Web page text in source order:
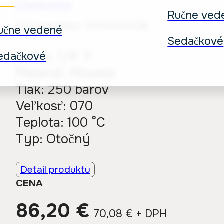
vedené
Ručne
Sedačkové
Kód produktu:
Vstup: 1/4″ F
Tlak: 250 barov
Veľkosť: 070
Teplota: 100 °C
Typ: Otočný
Detail produktu
CENA
86,20 € 70,08 € + DPH